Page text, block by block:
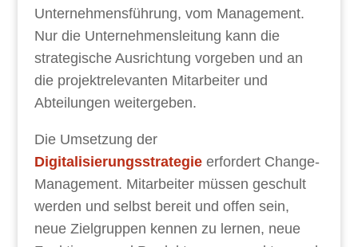
Unternehmensführung, vom Management.
Nur die Unternehmensleitung kann die
strategische Ausrichtung vorgeben und an
die projektrelevanten Mitarbeiter und
Abteilungen weitergeben.
Die Umsetzung der
Digitalisierungsstrategieerfordert Change-
Management. Mitarbeiter müssen geschult
werden und selbst bereit und offen sein,
neue Zielgruppen kennen zu lernen, neue